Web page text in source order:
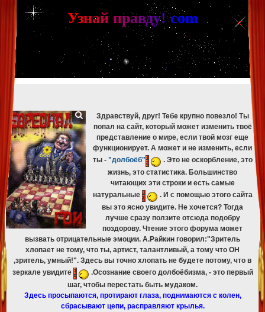
[phpBB Debug] PHP Warning : in file [ROOT]/phpbb/db/driver/mysqli.php
mysqli_fetch_assoc(): Couldn't fetch mysqli_result
[phpBB Debug] PHP Warning: in file[ROOT]/phpbb/db/driver/mysqli.php 329
mysqli_free_result(): Couldn't fetch mysqli_result
[phpBB Debug] PHP Warning
[ROOT]/phpbb/db/driver/mysqli.php on line 265
mysqli_fetch_assoc(): Couldn't fetch mysqli_result
[phpBB Debug] PHP Warning
: in file [ROOT]/phpbb/db/driver/mysqli.php on line329
mysqli_free_result(): Couldn't fetch mysqli_result
[phpBB Debug] PHP Warning: in file [ROOT]/phpbb/db/driver/mysqli.php on line 265
mysqli_fetch_assoc(): Couldn't fetch mysqli_result
[phpBB Debug] PHP Warning
[ROOT]/phpbb/db/driver/mysqli.php on line329:
mysqli_free_result(): Couldn't fetch mysqli_result
Узнай правду! com
Здравствуй, друг! Тебе крупно повезло! Ты
попал на сайт, который может изменить твоё
представление о мире, если твой мозг еще
функционирует. А может и не изменить, если
ты - "долбоёб"
. Это не оскорбление, это
жизнь, это статистика. Большинство
читающих эти строки и есть самые
натуральные
. И с помощью этого сайта
вы это ясно увидите. Не хочется? Тогда
лучше сразу ползите отсюда подобру
поздорову. Чтение этого форума может
вызвать отрицательные эмоции. А.Райкин говорил:"Зритель
хлопает не тому, что ты, артист, талантливый, а тому что ОН
,зритель, умный!". Здесь вы точно хлопать не будете потому, что в
зеркале увидите
.Осознание своего долбоёбизма, - это первый
шаг, чтобы перестать быть мудаком.
Здесь просыпаются, протирают глаза, поднимаются с колен,
сбрасывают цепи, расправляют крылья.